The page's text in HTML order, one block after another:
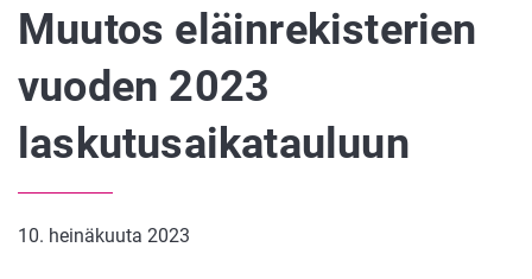
Muutos eläinrekisterien
vuoden 2023
laskutusaikatauluun
10. heinäkuuta 2023